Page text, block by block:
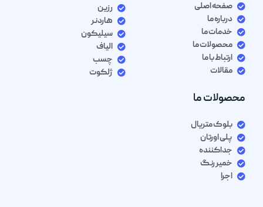
صفحه اصلی
درباره ما
خدمات ما
محصولات ما
ارتباط با ما
مقالات
رزین
هاردنر
سیلیکون
الیاف
چسب
ژلکوت
محصولات ما
بلوک متریال
پلی اورتان
جداکننده
خمیر رنگ
اجرا